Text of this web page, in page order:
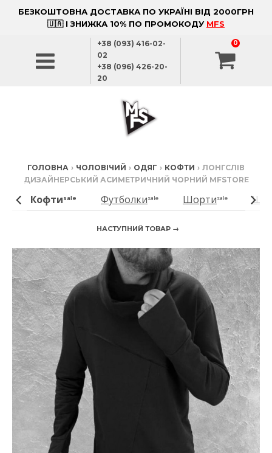
БЕЗКОШТОВНА ДОСТАВКА ПО УКРАЇНІ ВІД 2000ГРН
🇺🇦 І ЗНИЖКА 10% ПО ПРОМОКОДУ MFS
+38 (093) 416-02-
02
+38 (096) 426-20-
20
0
ГОЛОВНА › ЧОЛОВІЧИЙ › ОДЯГ › КОФТИ › ЛОНГСЛІВ
ДИЗАЙНЕРСЬКИЙ АСИМЕТРИЧНИЙ ЧОРНИЙ MFSTORE
Кофтиsale Футболкиsale Шортиsale
НАСТУПНИЙ ТОВАР →